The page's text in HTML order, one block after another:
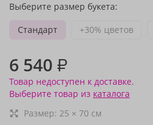
Выберите размер букета:
Стандарт
+30% цветов
6 540 ₽
Товар недоступен к доставке.
Выберите товар из каталога
Размер: 25 × 70 см